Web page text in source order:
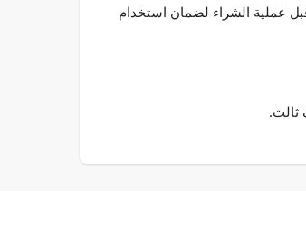
عملية الشراء لضمان استخدام